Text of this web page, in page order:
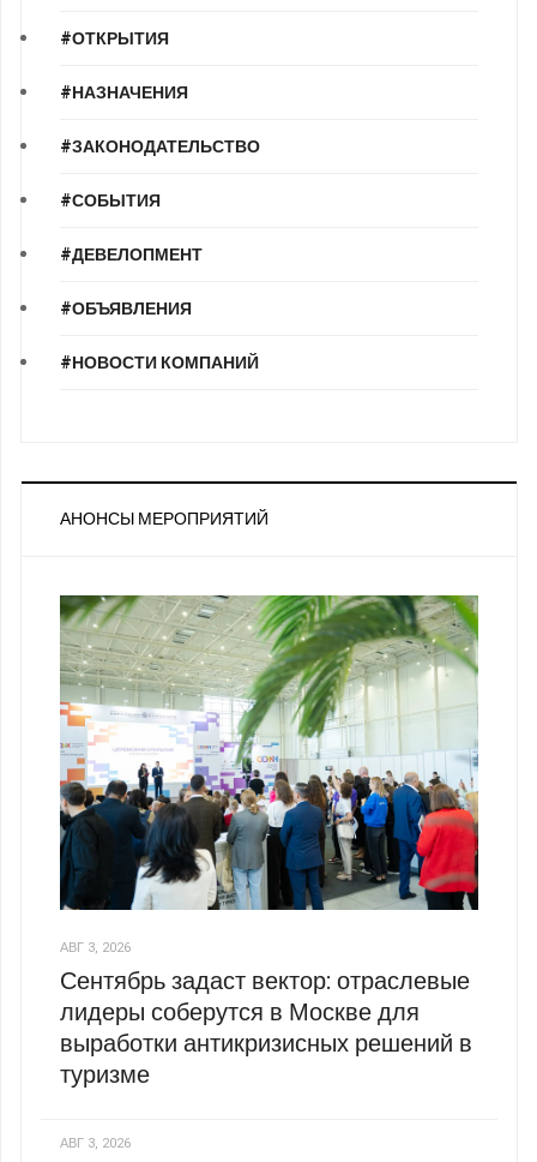
#ОТКРЫТИЯ
#НАЗНАЧЕНИЯ
#ЗАКОНОДАТЕЛЬСТВО
#СОБЫТИЯ
#ДЕВЕЛОПМЕНТ
#ОБЪЯВЛЕНИЯ
#НОВОСТИ КОМПАНИЙ
АНОНСЫ МЕРОПРИЯТИЙ
АВГ 3, 2026
Сентябрь задаст вектор: отраслевые
лидеры соберутся в Москве для
выработки антикризисных решений в
туризме
АВГ 3, 2026